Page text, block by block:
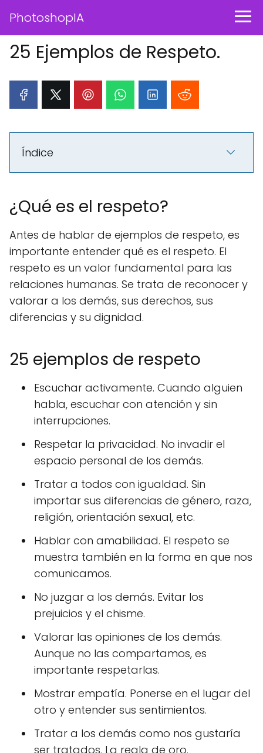
PhotoshopIA
25 Ejemplos de Respeto.
Índice
¿Qué es el respeto?
Antes de hablar de ejemplos de respeto, es
importante entender qué es el respeto. El
respeto es un valor fundamental para las
relaciones humanas. Se trata de reconocer y
valorar a los demás, sus derechos, sus
diferencias y su dignidad.
25 ejemplos de respeto
Escuchar activamente. Cuando alguien
habla, escuchar con atención y sin
interrupciones.
Respetar la privacidad. No invadir el
espacio personal de los demás.
Tratar a todos con igualdad. Sin
importar sus diferencias de género, raza,
religión, orientación sexual, etc.
Hablar con amabilidad. El respeto se
muestra también en la forma en que nos
comunicamos.
No juzgar a los demás. Evitar los
prejuicios y el chisme.
Valorar las opiniones de los demás.
Aunque no las compartamos, es
importante respetarlas.
Mostrar empatía. Ponerse en el lugar del
otro y entender sus sentimientos.
Tratar a los demás como nos gustaría
ser tratados. La regla de oro.